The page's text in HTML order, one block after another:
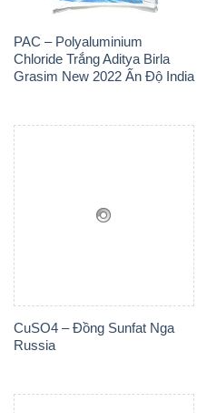
CuSO4 – Đồng Sunfat Nga
Russia